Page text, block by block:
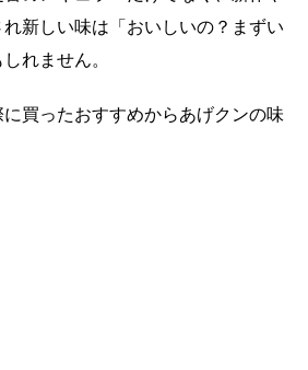
新しい味は「おいしいの？まずい
れません。
買ったおすすめからあげクンの味